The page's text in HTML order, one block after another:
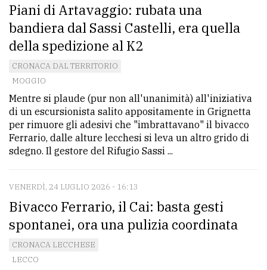
redazione
Scrivici
Per
la
tua
pubblicità
CERCA
per
comune
Ricerca
avanzata
Piani di Artavaggio: rubata una
bandiera dal Sassi Castelli, era quella
della spedizione al K2
CRONACA DAL TERRITORIO
MOGGIO
Mentre si plaude (pur non all'unanimità) all'iniziativa
di un escursionista salito appositamente in Grignetta
per rimuore gli adesivi che "imbrattavano" il bivacco
Ferrario, dalle alture lecchesi si leva un altro grido di
sdegno. Il gestore del Rifugio Sassi ...
VENERDÌ, 24 LUGLIO 2026 - 16:13
Bivacco Ferrario, il Cai: basta gesti
spontanei, ora una pulizia coordinata
CRONACA LECCHESE
LECCO